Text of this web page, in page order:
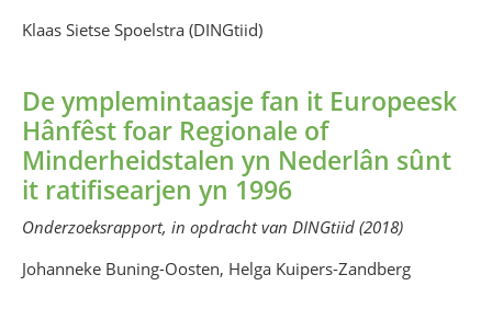
Klaas Sietse Spoelstra (DINGtiid)
De ymplemintaasje fan it Europeesk
Hânfêst foar Regionale of
Minderheidstalen yn Nederlân sûnt
it ratifisearjen yn 1996
Onderzoeksrapport, in opdracht van DINGtiid (2018)
Johanneke Buning-Oosten, Helga Kuipers-Zandberg